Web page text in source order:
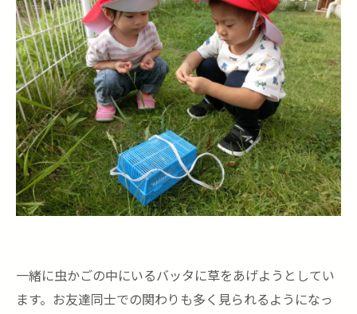
一緒に虫かごの中にいるバッタに草をあげようとしてい
ます。お友達同士での関わりも多く見られるようになっ